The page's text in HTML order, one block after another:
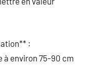
:
à environ 75-90 cm